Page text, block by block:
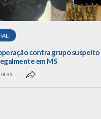
contra grupo
em MS